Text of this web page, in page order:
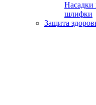
Насадки
шлифки
Защита